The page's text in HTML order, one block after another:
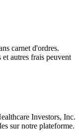
carnet d'ordres.
autres frais peuvent
Investors, Inc.
sur notre plateforme.